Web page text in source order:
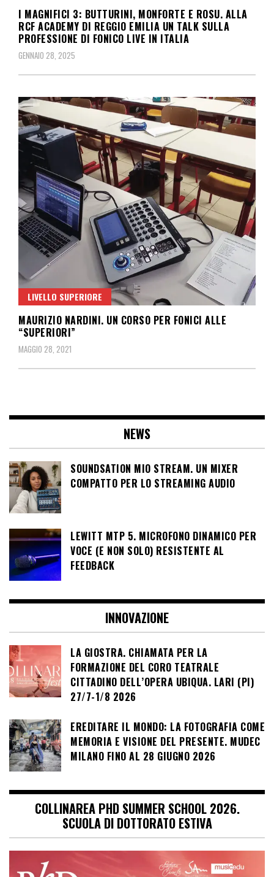
I MAGNIFICI 3: BUTTURINI, MONFORTE E ROSU. ALLA
RCF ACADEMY DI REGGIO EMILIA UN TALK SULLA
PROFESSIONE DI FONICO LIVE IN ITALIA
GENNAIO 28, 2025
LIVELLO SUPERIORE
MAURIZIO NARDINI. UN CORSO PER FONICI ALLE
“SUPERIORI”
MAGGIO 28, 2021
NEWS
SOUNDSATION MIO STREAM. UN MIXER
COMPATTO PER LO STREAMING AUDIO
LEWITT MTP 5. MICROFONO DINAMICO PER
VOCE (E NON SOLO) RESISTENTE AL
FEEDBACK
INNOVAZIONE
LA GIOSTRA. CHIAMATA PER LA
FORMAZIONE DEL CORO TEATRALE
CITTADINO DELL’OPERA UBIQUA. LARI (PI)
27/7-1/8 2026
EREDITARE IL MONDO: LA FOTOGRAFIA COME
MEMORIA E VISIONE DEL PRESENTE. MUDEC
MILANO FINO AL 28 GIUGNO 2026
COLLINAREA PHD SUMMER SCHOOL 2026.
SCUOLA DI DOTTORATO ESTIVA